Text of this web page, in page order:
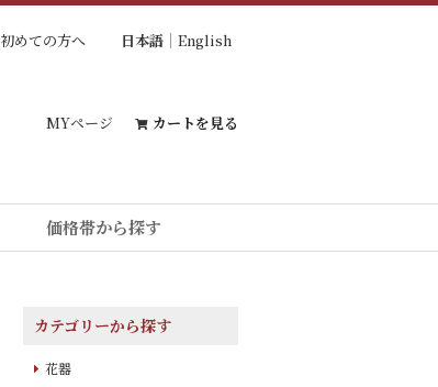
初めての方へ 日本語 English
MYページ カートを見る
価格帯から探す
カテゴリーから探す
花器